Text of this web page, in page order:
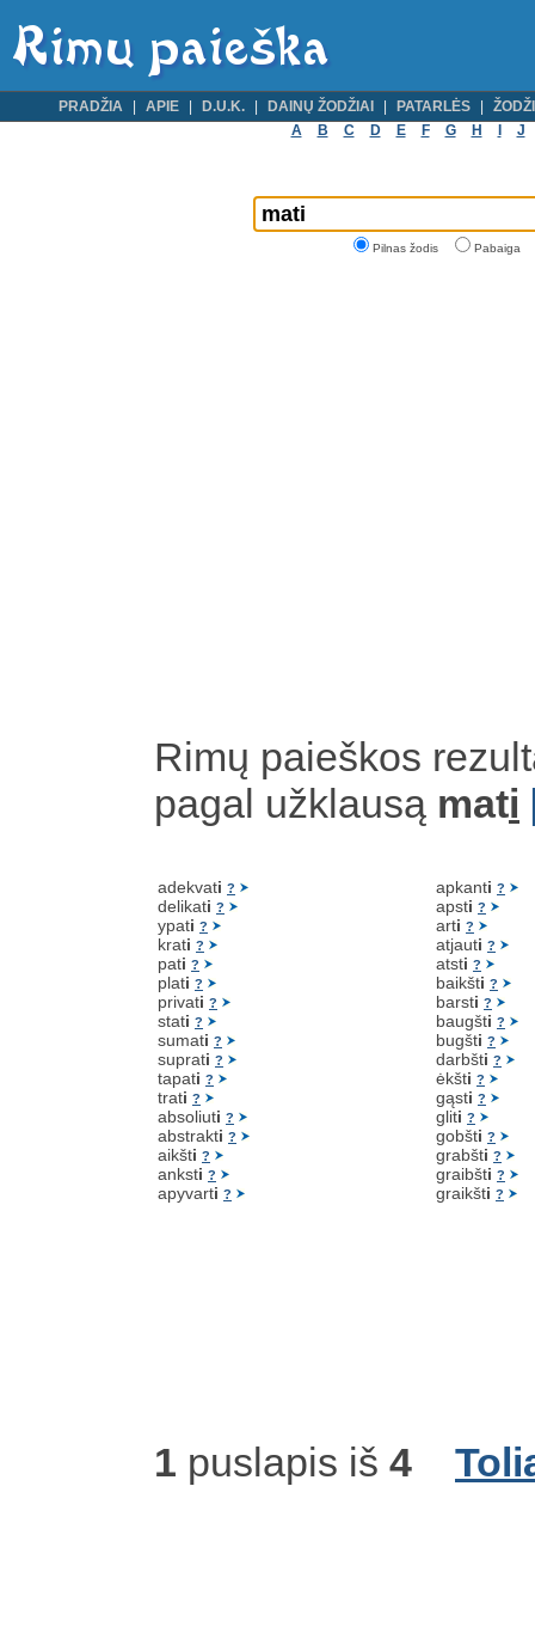
PRADŽIA APIE D.U.K. DAINŲ ŽODŽIAI PATARLĖS
A
B C D E F G H J
Pilnas žodis Pabaiga
Rimų paieškos
pagal užklausą mati
adekvati ?
delikati ?
ypati ?
krati ?
pati ?
plati ?
privati ?
stati ?
sumati ?
suprati ?
tapati ?
trati ?
absoliuti ?
abstrakti ?
aikšti ?
anksti ?
apyvarti ?
apkanti ?
apsti ?
arti ?
atjauti ?
atsti ?
baikšti ?
barsti ?
baugšti ?
bugšti ?
darbšti ?
ėkšti ?
gąsti ?
gliti ?
gobšti ?
grabšti ?
graibšti ?
graikšti ?
1 puslapis iš 4